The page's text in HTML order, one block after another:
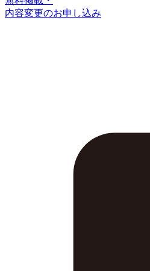
内容変更のお申し込み